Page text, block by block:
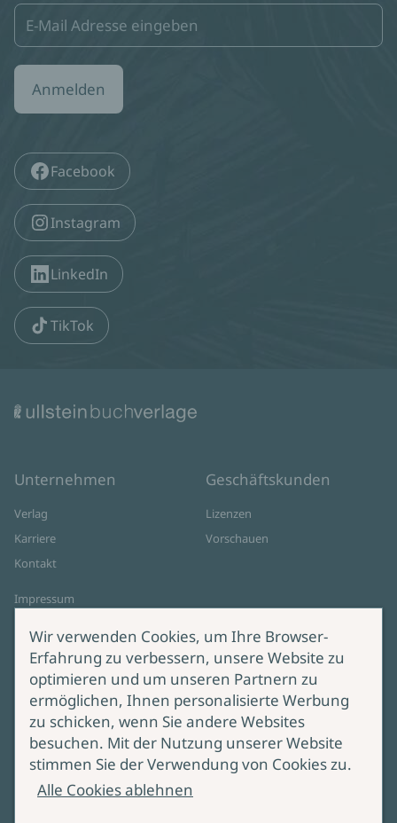
Anmelden
Facebook
Instagram
LinkedIn
TikTok
Unternehmen
Verlag
Karriere
Kontakt
Impressum
Cookie-Einstellungen
AGB Online Shop
Geschäftskunden
Lizenzen
Vorschauen
Service
Lieferung & Versand
Produktsicherheit
Bei Fragen zur Produktsicherheit
wenden Sie sich bitte an
Wir verwenden Cookies, um Ihre Browser-
Erfahrung zu verbessern, unsere Website zu
optimieren und um unseren Partnern zu
ermöglichen, Ihnen personalisierte Werbung
zu schicken, wenn Sie andere Websites
besuchen. Mit der Nutzung unserer Website
stimmen Sie der Verwendung von Cookies zu.
Alle Cookies ablehnen